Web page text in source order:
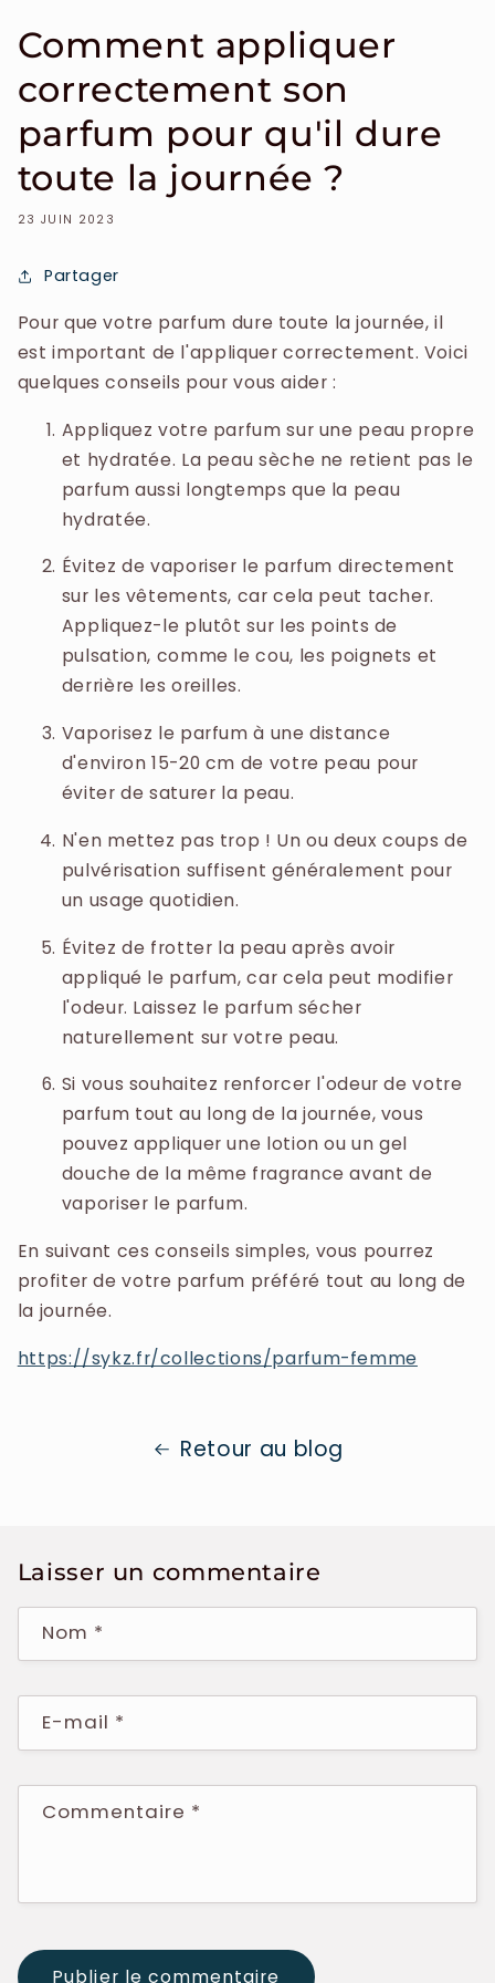
Comment appliquer
correctement son
parfum pour qu'il dure
toute la journée ?
23 JUIN 2023
Partager
Pour que votre parfum dure toute la journée, il
est important de l'appliquer correctement. Voici
quelques conseils pour vous aider :
Appliquez votre parfum sur une peau propre
et hydratée. La peau sèche ne retient pas le
parfum aussi longtemps que la peau
hydratée.
Évitez de vaporiser le parfum directement
sur les vêtements, car cela peut tacher.
Appliquez-le plutôt sur les points de
pulsation, comme le cou, les poignets et
derrière les oreilles.
Vaporisez le parfum à une distance
d'environ 15-20 cm de votre peau pour
éviter de saturer la peau.
N'en mettez pas trop ! Un ou deux coups de
pulvérisation suffisent généralement pour
un usage quotidien.
Évitez de frotter la peau après avoir
appliqué le parfum, car cela peut modifier
l'odeur. Laissez le parfum sécher
naturellement sur votre peau.
Si vous souhaitez renforcer l'odeur de votre
parfum tout au long de la journée, vous
pouvez appliquer une lotion ou un gel
douche de la même fragrance avant de
vaporiser le parfum.
En suivant ces conseils simples, vous pourrez
profiter de votre parfum préféré tout au long de
la journée.
https://sykz.fr/collections/parfum-femme
Retour au blog
Laisser un commentaire
Nom *
E-mail *
Commentaire *